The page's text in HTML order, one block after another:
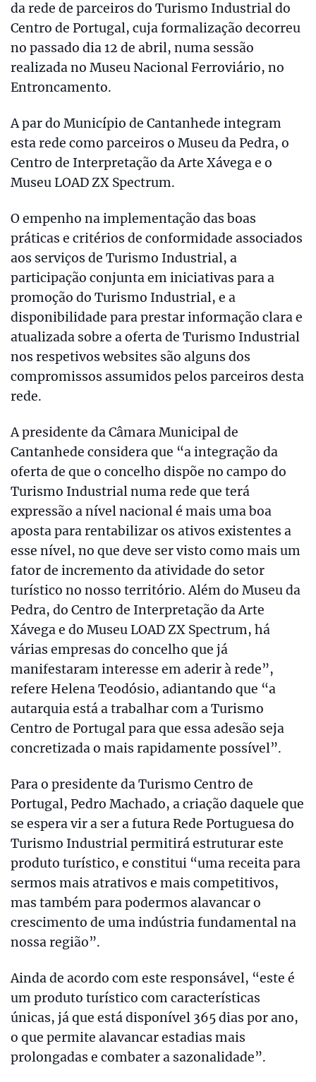
da rede de parceiros do Turismo Industrial do
Centro de Portugal, cuja formalização decorreu
no passado dia 12 de abril, numa sessão
realizada no Museu Nacional Ferroviário, no
Entroncamento.
A par do Município de Cantanhede integram
esta rede como parceiros o Museu da Pedra, o
Centro de Interpretação da Arte Xávega e o
Museu LOAD ZX Spectrum.
O empenho na implementação das boas
práticas e critérios de conformidade associados
aos serviços de Turismo Industrial, a
participação conjunta em iniciativas para a
promoção do Turismo Industrial, e a
disponibilidade para prestar informação clara e
atualizada sobre a oferta de Turismo Industrial
nos respetivos websites são alguns dos
compromissos assumidos pelos parceiros desta
rede.
A presidente da Câmara Municipal de
Cantanhede considera que “a integração da
oferta de que o concelho dispõe no campo do
Turismo Industrial numa rede que terá
expressão a nível nacional é mais uma boa
aposta para rentabilizar os ativos existentes a
esse nível, no que deve ser visto como mais um
fator de incremento da atividade do setor
turístico no nosso território. Além do Museu da
Pedra, do Centro de Interpretação da Arte
Xávega e do Museu LOAD ZX Spectrum, há
várias empresas do concelho que já
manifestaram interesse em aderir à rede”,
refere Helena Teodósio, adiantando que “a
autarquia está a trabalhar com a Turismo
Centro de Portugal para que essa adesão seja
concretizada o mais rapidamente possível”.
Para o presidente da Turismo Centro de
Portugal, Pedro Machado, a criação daquele que
se espera vir a ser a futura Rede Portuguesa do
Turismo Industrial permitirá estruturar este
produto turístico, e constitui “uma receita para
sermos mais atrativos e mais competitivos,
mas também para podermos alavancar o
crescimento de uma indústria fundamental na
nossa região”.
Ainda de acordo com este responsável, “este é
um produto turístico com características
únicas, já que está disponível 365 dias por ano,
o que permite alavancar estadias mais
prolongadas e combater a sazonalidade”.